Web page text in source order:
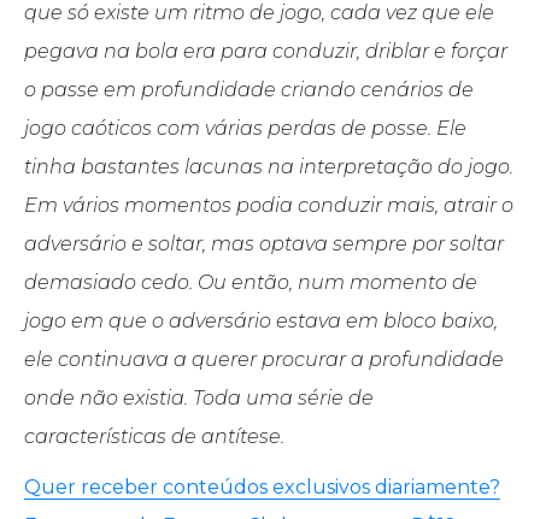
que só existe um ritmo de jogo, cada vez que ele
pegava na bola era para conduzir, driblar e forçar
o passe em profundidade criando cenários de
jogo caóticos com várias perdas de posse. Ele
tinha bastantes lacunas na interpretação do jogo.
Em vários momentos podia conduzir mais, atrair o
adversário e soltar, mas optava sempre por soltar
demasiado cedo. Ou então, num momento de
jogo em que o adversário estava em bloco baixo,
ele continuava a querer procurar a profundidade
onde não existia. Toda uma série de
características de antítese.
Quer receber conteúdos exclusivos diariamente?